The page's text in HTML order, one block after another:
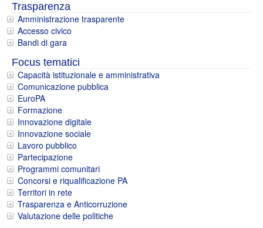
Trasparenza
Amministrazione trasparente
Accesso civico
Bandi di gara
Focus tematici
Capacità istituzionale e amministrativa
Comunicazione pubblica
EuroPA
Formazione
Innovazione digitale
Innovazione sociale
Lavoro pubblico
Partecipazione
Programmi comunitari
Concorsi e riqualificazione PA
Territori in rete
Trasparenza e Anticorruzione
Valutazione delle politiche